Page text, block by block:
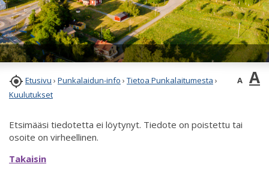
 Etusivu › Punkalaidun-info › Tietoa Punkalaitumesta ›
Kuulutukset
A A
Etsimääsi tiedotetta ei löytynyt. Tiedote on poistettu tai
osoite on virheellinen.
Takaisin